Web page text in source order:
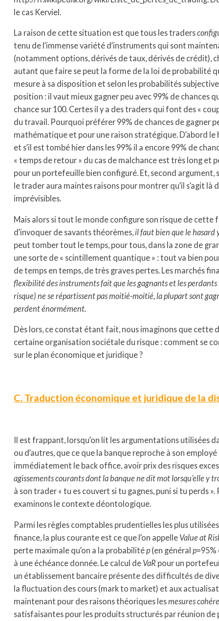
le cas Kerviel.
La raison de cette situation est que tous les traders
tenu de l’immense variété d’instruments qui sont
(notamment options, dérivés de taux, dérivés de crédit),
autant que faire se peut la forme de la loi de probabilité
mesure à sa disposition et selon les probabilités
position : il vaut mieux gagner peu avec 99% de chances
chance sur 100. Certes il y a des traders qui font des «
du travail. Pourquoi préférer 99% de chances de gagner
mathématique et pour une raison stratégique. D’abord le
et s’il est tombé hier dans les 99% il a encore 99% de
« temps de retour » du cas de malchance est très long et
pour un portefeuille bien configuré. Et, second argument,
le trader aura maintes raisons pour montrer qu’il s’agit
imprévisibles.
Mais alors si tout le monde configure son risque de cette
d’invoquer de savants théorèmes, il faut bien que le hasard
peut tomber tout le temps, pour tous, dans la zone de
une sorte de « scintillement quantique » : tout va bien
de temps en temps, de très graves pertes. Les marchés
flexibilité des instruments fait que les gagnants et les
risque) ne se répartissent pas moitié-moitié, la plupart sont
perdent énormément.
Dès lors, ce constat étant fait, nous imaginons que cette
certaine organisation sociétale du risque : comment se
sur le plan économique et juridique ?
C. Traduction économique et juridique de la
Il est frappant, lorsqu’on lit les argumentations utilisées
ou d’autres, que ce que la banque reproche à son
immédiatement le back office, avoir prix des risques
agissements courants dont la banque ne dit mot lorsqu’elle y
à son trader « tu es couvert si tu gagnes, puni si tu perds
examinons le contexte déontologique.
Parmi les règles comptables prudentielles les plus
finance, la plus courante est ce que l’on appelle Value at
perte maximale qu’on a la probabilitép (en général p
à une échéance donnée. Le calcul de VaR pour un
un établissement bancaire présente des difficultés de
la fluctuation des cours (mark to market) et aux
maintenant pour des raisons théoriques lesmesures
satisfaisantes pour les produits structurés par réunion